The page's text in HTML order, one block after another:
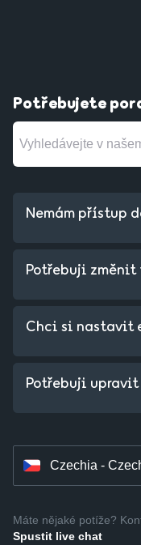
Potřebujete
Nemám přístup
Potřebuji
Chci si nastavit
Potřebuji upravit
Czechia -
Máte nějaké potíže?
Spustit live chat